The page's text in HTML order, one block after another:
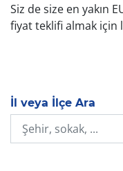
Siz de size en yakın
fiyat teklifi almak için
İl veya İlçe Ara